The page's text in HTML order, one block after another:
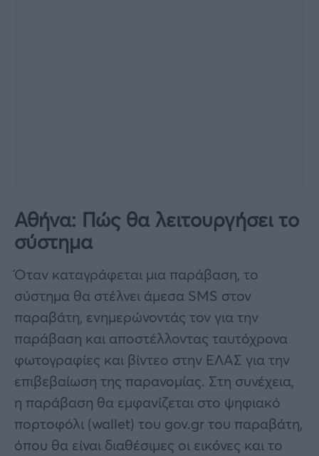
Αθήνα: Πώς θα λειτουργήσει το
σύστημα
Όταν καταγράφεται μια παράβαση, το
σύστημα θα στέλνει άμεσα SMS στον
παραβάτη, ενημερώνοντάς τον για την
παράβαση και αποστέλλοντας ταυτόχρονα
φωτογραφίες και βίντεο στην ΕΛΑΣ για την
επιβεβαίωση της παρανομίας. Στη συνέχεια,
η παράβαση θα εμφανίζεται στο ψηφιακό
πορτοφόλι (wallet) του gov.gr του παραβάτη,
όπου θα είναι διαθέσιμες οι εικόνες και το